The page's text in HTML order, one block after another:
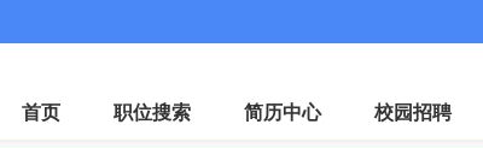
首页 职位搜索 简历中心 校园招聘